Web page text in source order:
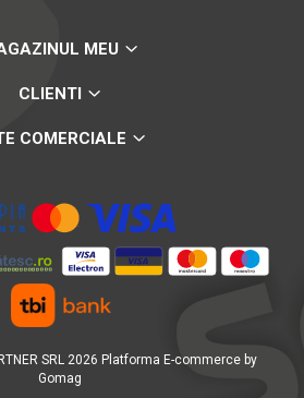
MEU
CLIENTI
COMERCIALE
SRL 2026 Platforma E-commerce by
Gomag